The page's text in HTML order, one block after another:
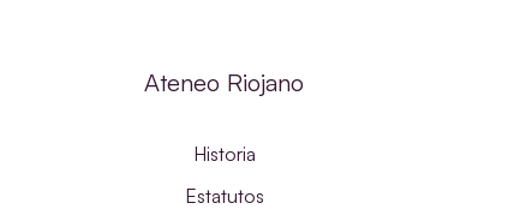
Ateneo Riojano
Historia
Estatutos